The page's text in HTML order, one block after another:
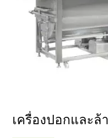
เครื่องปอกและ